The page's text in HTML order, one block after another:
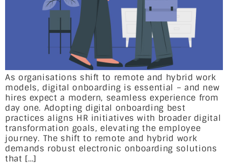
As organisations shift to remote and hybrid work
models, digital onboarding is essential – and new
hires expect a modern, seamless experience from
day one. Adopting digital onboarding best
practices aligns HR initiatives with broader digital
transformation goals, elevating the employee
journey. The shift to remote and hybrid work
demands robust electronic onboarding solutions
that […]